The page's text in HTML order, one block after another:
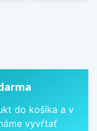
do košíka a v
vyvŕtať